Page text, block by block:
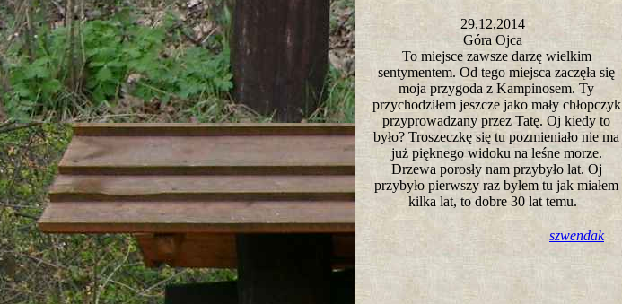
29,12,2014
Góra Ojca
To miejsce zawsze darzę wielkim
sentymentem. Od tego miejsca zaczęła się
moja przygoda z Kampinosem. Ty
przychodziłem jeszcze jako mały chłopczyk
przyprowadzany przez Tatę. Oj kiedy to
było? Troszeczkę się tu pozmieniało nie ma
już pięknego widoku na leśne morze.
Drzewa porosły nam przybyło lat. Oj
przybyło pierwszy raz byłem tu jak miałem
kilka lat, to dobre 30 lat temu.
szwendak